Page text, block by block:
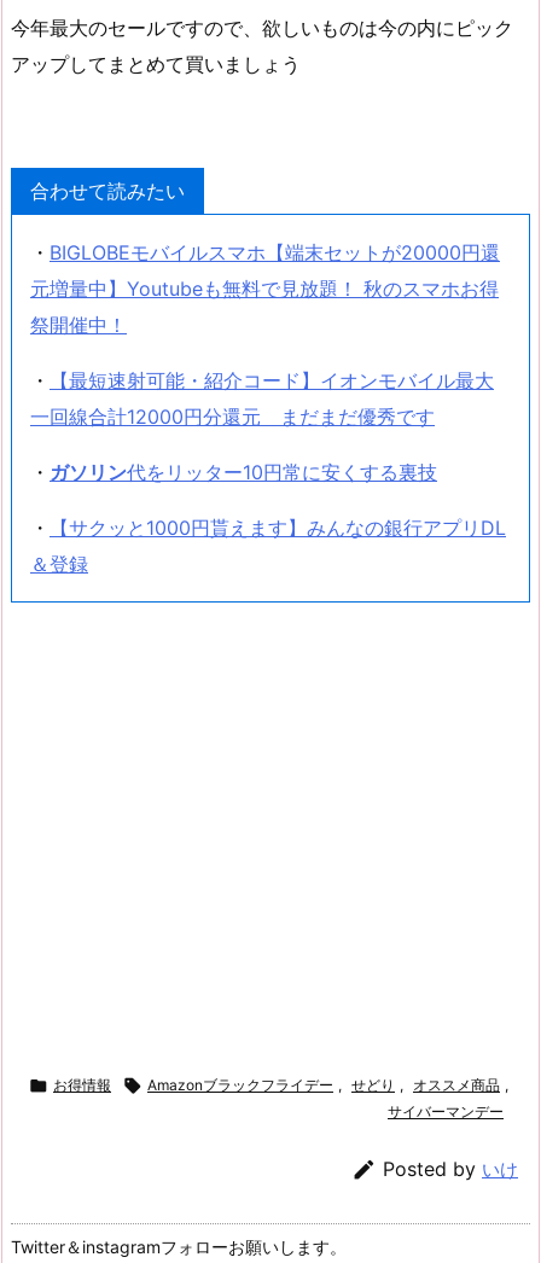
今年最大のセールですので、欲しいものは今の内にピック
アップしてまとめて買いましょう
合わせて読みたい
・ BIGLOBEモバイルスマホ【端末セットが20000円還
元増量中】Youtubeも無料で見放題！ 秋のスマホお得
祭開催中！
・
【最短速射可能・紹介コード】イオンモバイル最大
一回線合計12000円分還元 まだまだ優秀です
・ ガソリン代をリッター10円常に安くする裏技
・
【サクッと1000円貰えます】みんなの銀行アプリDL
＆登録
 お得情報  Amazonブラックフライデー , せどり , オススメ商品 ,
サイバーマンデー
 Posted by いけ
Twitter＆instagramフォローお願いします。